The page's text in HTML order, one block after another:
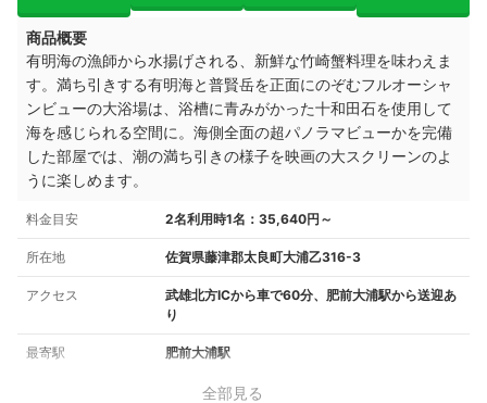
商品概要
有明海の漁師から水揚げされる、新鮮な竹崎蟹料理を味わえま
す。満ち引きする有明海と普賢岳を正面にのぞむフルオーシャ
ンビューの大浴場は、浴槽に青みがかった十和田石を使用して
海を感じられる空間に。海側全面の超パノラマビューかを完備
した部屋では、潮の満ち引きの様子を映画の大スクリーンのよ
うに楽しめます。
料金目安 2名利用時1名：35,640円～
所在地 佐賀県藤津郡太良町大浦乙316-3
アクセス
武雄北方ICから車で60分、肥前大浦駅から送迎あ
り
最寄駅 肥前大浦駅
全部見る